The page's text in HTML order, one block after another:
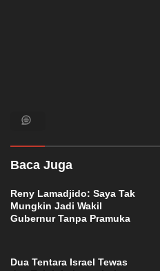
Baca Juga
Reny Lamadjido: Saya Tak
Mungkin Jadi Wakil
Gubernur Tanpa Pramuka
Dua Tentara Israel Tewas